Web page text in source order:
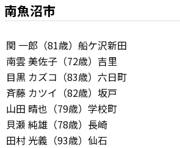
南魚沼市
関 一郎（81歳）船ケ沢新田
南雲 美佐子（72歳）吉里
目黒 カズコ（83歳）六日町
斉藤 カツイ（82歳）坂戸
山田 晴也（79歳）学校町
貝瀬 純雄（78歳）長崎
田村 光義（93歳）仙石